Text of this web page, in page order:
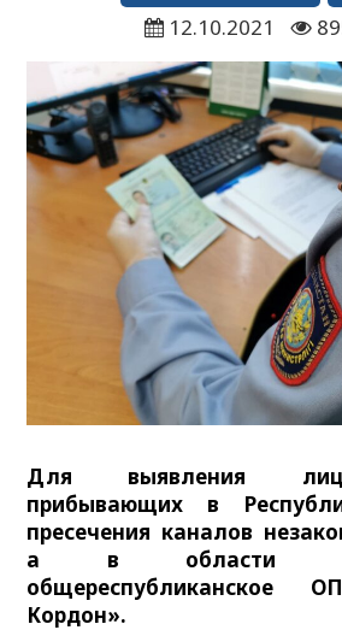
12.10.2021
Для выявления лиц
прибывающих в
пресечения каналов
а в области
общереспубликанское
Кордон».